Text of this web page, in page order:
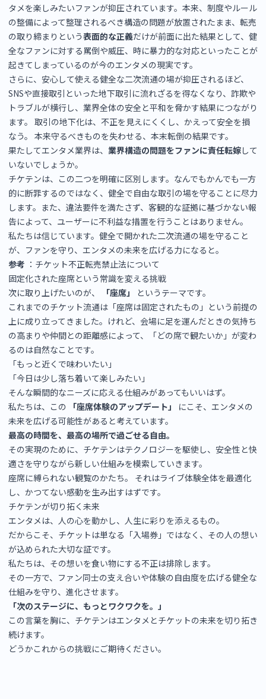
タメを楽しみたいファンが抑圧されています。本来、制度やルール
の整備によって整理されるべき構造の問題が放置されたまま、転売
の取り締まりという表面的な正義だけが前面に出た結果として、健
全なファンに対する罵倒や威圧、時に暴力的な対応といったことが
起きてしまっているのが今のエンタメの現実です。
さらに、安心して使える健全な二次流通の場が抑圧されるほど、
SNSや直接取引といった地下取引に流れざるを得なくなり、詐欺や
トラブルが横行し、業界全体の安全と平和を脅かす結果につながり
ます。 取引の地下化は、不正を見えにくくし、かえって安全を損
なう。 本来守るべきものを失わせる、本末転倒の結果です。
果たしてエンタメ業界は、 業界構造の問題をファンに責任転嫁して
いないでしょうか。
チケテンは、この二つを明確に区別します。なんでもかんでも一方
的に断罪するのではなく、健全で自由な取引の場を守ることに尽力
します。また、違法要件を満たさず、客観的な証拠に基づかない報
告によって、ユーザーに不利益な措置を行うことはありません。
私たちは信じています。健全で開かれた二次流通の場を守ること
が、ファンを守り、エンタメの未来を広げる力になると。
参考 ： チケット不正転売禁止法について
固定化された座席という常識を変える挑戦
次に取り上げたいのが、
「座席」
というテーマです。
これまでのチケット流通は「座席は固定されたもの」という前提の
上に成り立ってきました。けれど、会場に足を運んだときの気持ち
の高まりや仲間との距離感によって、「どの席で観たいか」が変わ
るのは自然なことです。
「もっと近くで味わいたい」
「今日は少し落ち着いて楽しみたい」
そんな瞬間的なニーズに応える仕組みがあってもいいはず。
私たちは、この
「座席体験のアップデート」
にこそ、エンタメの
未来を広げる可能性があると考えています。
最高の時間を、最高の場所で過ごせる自由。
その実現のために、チケテンはテクノロジーを駆使し、安全性と快
適さを守りながら新しい仕組みを模索していきます。
座席に縛られない観覧のかたち。 それはライブ体験全体を最適化
し、かつてない感動を生み出すはずです。
チケテンが切り拓く未来
エンタメは、人の心を動かし、人生に彩りを添えるもの。
だからこそ、チケットは単なる「入場券」ではなく、その人の想い
が込められた大切な証です。
私たちは、その想いを食い物にする不正は排除します。
その一方で、ファン同士の支え合いや体験の自由度を広げる健全な
仕組みを守り、進化させます。
「次のステージに、もっとワクワクを。」
この言葉を胸に、チケテンはエンタメとチケットの未来を切り拓き
続けます。
どうかこれからの挑戦にご期待ください。